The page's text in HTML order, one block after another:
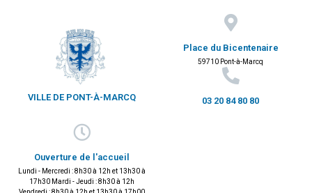
VILLE DE PONT-À-MARCQ
Place du Bicentenaire
59710 Pont-à-Marcq
03 20 84 80 80
Ouverture de l'accueil
Lundi - Mercredi : 8h30 à 12h et 13h30 à
17h30 Mardi - Jeudi : 8h30 à 12h